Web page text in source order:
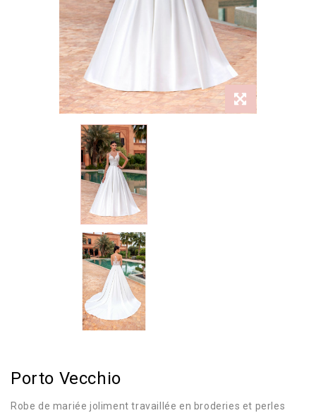
Porto Vecchio
Robe de mariée joliment travaillée en broderies et perles